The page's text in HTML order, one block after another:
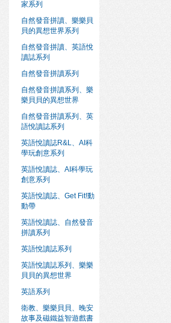
家系列
自然發音拼讀、樂樂貝
貝的異想世界系列
自然發音拼讀、英語悅
讀誌系列
自然發音拼讀系列
自然發音拼讀系列、樂
樂貝貝的異想世界
自然發音拼讀系列、英
語悅讀誌系列
英語悅讀誌R&L、AI科
學玩創意系列
英語悅讀誌、AI科學玩
創意系列
英語悅讀誌、Get Fit!動
動帶
英語悅讀誌、自然發音
拼讀系列
英語悅讀誌系列
英語悅讀誌系列、樂樂
貝貝的異想世界
英語系列
衛教、樂樂貝貝、晚安
故事及磁鐵益智遊戲書